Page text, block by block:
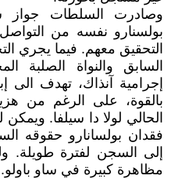
وصادرت السلطات جواز
بولسنارو نفسه من
التحقيق معهم. فيما يجري
السابق والنواة الصلبة
إجرامية آنذاك، تهدف الى
بالقوة، على الرغم من
الحالي لولا دا سيلفا.
فقدان بولسانارو حقوقه
إلى السجن لفترة طويلة.
مظاهرة كبيرة في ساو باولو.